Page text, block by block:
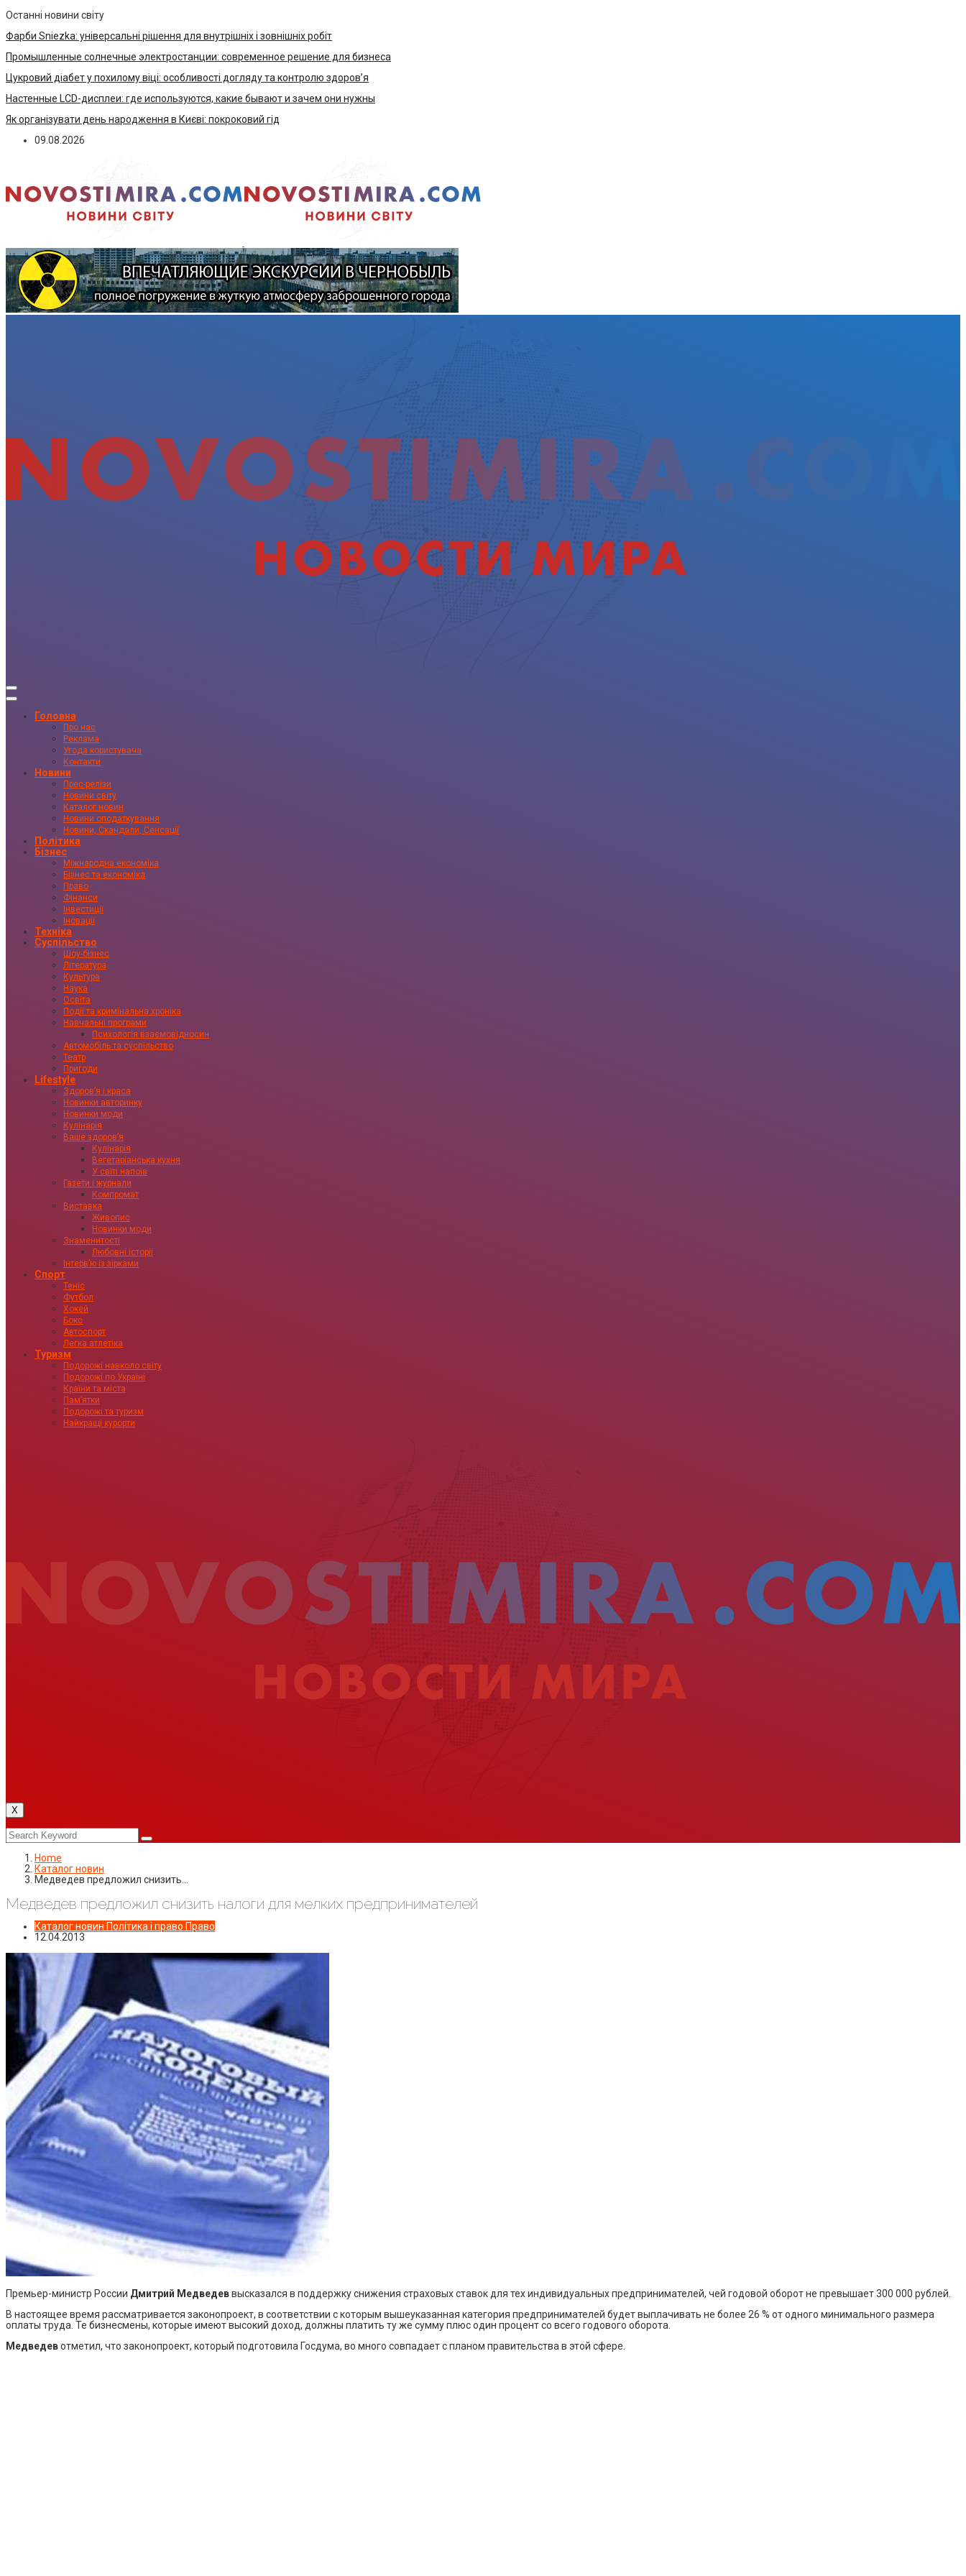
Останні новини світу
Фарби Sniezka: універсальні рішення для внутрішніх і зовнішніх робіт
Промышленные солнечные электростанции: современное решение для бизнеса
Цукровий діабет у похилому віці: особливості догляду та контролю здоров’я
Настенные LCD-дисплеи: где используются, какие бывают и зачем они нужны
Як організувати день народження в Києві: покроковий гід
09.08.2026
Головна
Про нас
Реклама
Угода користувача
Контакти
Новини
Прес-релізи
Новини світу
Каталог новин
Новини оподаткування
Новини, Скандали, Сенсації
Політика
Бізнес
Міжнародна економіка
Бізнес та економіка
Право
Фінанси
Інвестиції
Іновації
Техніка
Суспільство
Шоу-бізнес
Література
Культура
Наука
Освіта
Події та кримінальна хроніка
Навчальні програми
Психологія взаємовідносин
Автомобіль та суспільство
Театр
Пригоди
Lifestyle
Здоровʼя і краса
Новинки авторинку
Новинки моди
Кулінарія
Ваше здоровʼя
Кулінарія
Вегетаріанська кухня
У світі напоїв
Газети і журнали
Компромат
Виставка
Живопис
Новинки моди
Знаменитості
Любовні історії
Інтервʼю із зірками
Спорт
Теніс
Футбол
Хокей
Бокс
Автоспорт
Легка атлетіка
Туризм
Подорожі навколо світу
Подорожі по Україні
Країни та міста
Пам’ятки
Подорожі та туризм
Найкращі курорти
X
Home
Каталог новин
Медведев предложил снизить…
Медведев предложил снизить налоги для мелких предпринимателей
Каталог новин Політика і право Право
12.04.2013
Премьер-министр России Дмитрий Медведеввысказался в поддержку снижения страховых ставок для тех индивидуальных предпринимателей, чей годовой оборот не превышает 300 000 рублей.
В настоящее время рассматривается законопроект, в соответствии с которым вышеуказанная категория предпринимателей будет выплачивать не более 26 % от одного минимального размера
оплаты труда. Те бизнесмены, которые имеют высокий доход, должны платить ту же сумму плюс один процент со всего годового оборота.
Медведевотметил, что законопроект, который подготовила Госдума, во много совпадает с планом правительства в этой сфере.